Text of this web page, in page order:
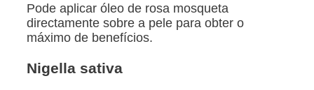
Pode aplicar óleo de rosa mosqueta
directamente sobre a pele para obter o
máximo de benefícios.
Nigella sativa